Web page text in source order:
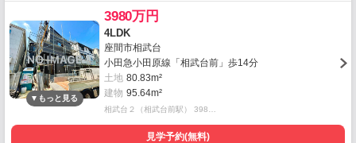
3980万円
4LDK
座間市相武台
小田急小田原線「相武台前」歩14分
土地 80.83m²
建物 95.64m²
相武台２（相武台前駅） 398…
見学予約(無料)